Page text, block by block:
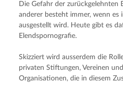
Die Gefahr der zurückgelehnten
anderer besteht immer, wenn es
ausgestellt wird. Heute gibt es
Elendspornografie.
Skizziert wird ausserdem die
privaten Stiftungen, Vereinen
Organisationen, die in diesem